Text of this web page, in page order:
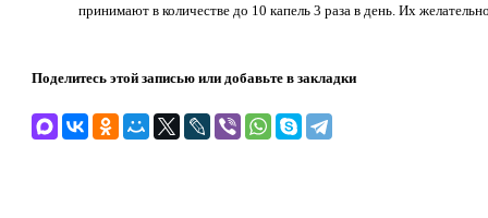
принимают в количестве до 10 капель 3 раза в день. Их
Поделитесь этой записью или добавьте в закладки